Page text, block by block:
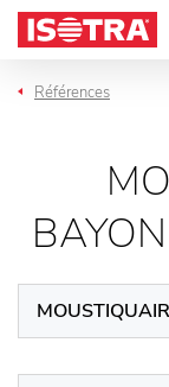
Passer au contenu
Références